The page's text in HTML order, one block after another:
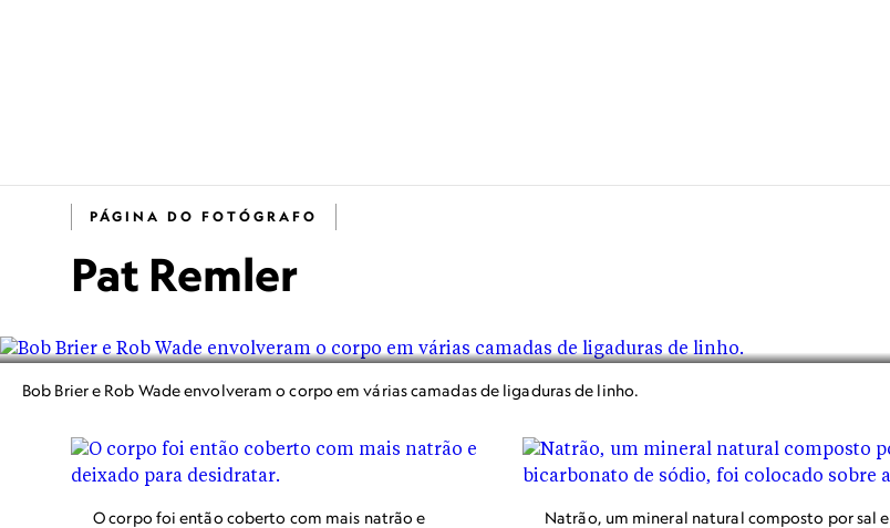
PÁGINA DO FOTÓGRAFO
Pat Remler
Bob Brier e Rob Wade envolveram o corpo em várias camadas de ligaduras de linho.
O corpo foi então coberto com mais natrão e
Natrão, um mineral natural composto por sal e